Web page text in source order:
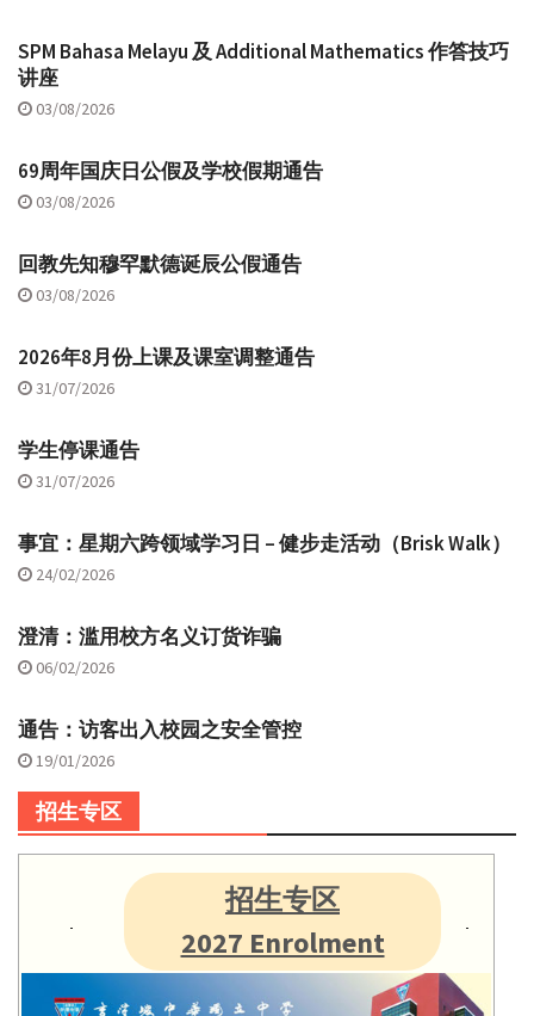
SPM Bahasa Melayu 及 Additional Mathematics 作答技巧
讲座
03/08/2026
69周年国庆日公假及学校假期通告
03/08/2026
回教先知穆罕默德诞辰公假通告
03/08/2026
2026年8月份上课及课室调整通告
31/07/2026
学生停课通告
31/07/2026
事宜：星期六跨领域学习日 – 健步走活动（Brisk Walk）
24/02/2026
澄清：滥用校方名义订货诈骗
06/02/2026
通告：访客出入校园之安全管控
19/01/2026
招生专区
招生专区
2027 Enrolment